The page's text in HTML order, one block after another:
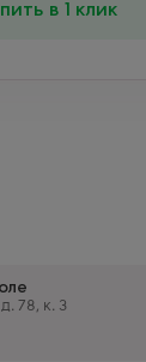
в 1 клик
78, к. 3